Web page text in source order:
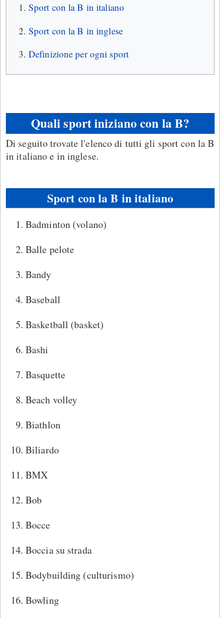
Sport con la B in italiano
Sport con la B in inglese
Definizione per ogni sport
Quali sport iniziano con la B?
Di seguito trovate l'elenco di tutti gli sport con la B
in italiano e in inglese.
Sport con la B in italiano
Badminton (volano)
Balle pelote
Bandy
Baseball
Basketball (basket)
Bashi
Basquette
Beach volley
Biathlon
Biliardo
BMX
Bob
Bocce
Boccia su strada
Bodybuilding (culturismo)
Bowling